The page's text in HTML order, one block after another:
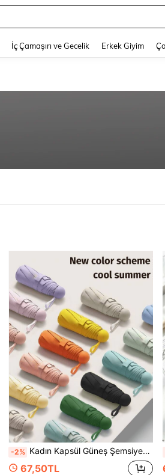
İç Çamaşırı ve Gecelik Erkek Giyim
-2% Kadın Kapsül Güneş Şemsiyesi, UV Korumalı, Güneş ve Yağmur 2'si 1 Arada, Mini 5 Katlı Ultra Hafif Taşınabilir, Dış Mekan UPF50+ Su Geçirmez Güneş Şemsiyesi, Tatil Hediyesi Seçeneği, Şık Taşınabilir Şemsiye, Yenilikçi Tasarım, Hafif Kapsül Mini Güneş Şemsiyesi, UV Korumalı ve Su Geçirmez, Saklama Çantalı Katlanabilir, Okul, Ofis, Ev, Seyahat, Dış Mekan, Bahçe İçin Uygun, Seyahat Gerekliliği
67,50TL